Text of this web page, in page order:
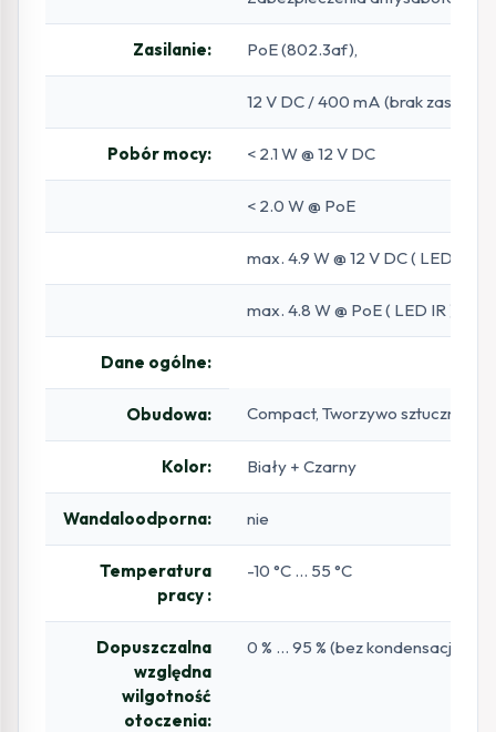
Zasilanie: PoE (802.3af),
12 V DC / 400 mA (brak
Pobór mocy: < 2.1 W @ 12 V DC
< 2.0 W @ PoE
max. 4.9 W @ 12 V DC ( LED IR )
max. 4.8 W @ PoE ( LED IR )
Dane ogólne:
Obudowa: Compact, Tworzywo sztuczne
Kolor: Biały + Czarny
Wandaloodporna: nie
Temperatura
pracy :
-10 °C … 55 °C
Dopuszczalna
względna
wilgotność
otoczenia:
0 % … 95 % (bez kondensacji)